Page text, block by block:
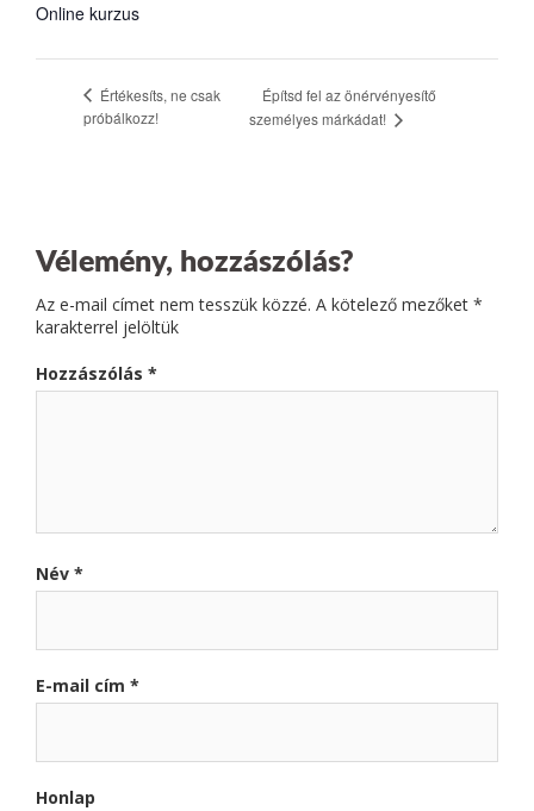
Online kurzus
Értékesíts, ne csak
próbálkozz!
Építsd fel az önérvényesítő
személyes márkádat!
Vélemény, hozzászólás?
Az e-mail címet nem tesszük közzé. A kötelező mezőket *
karakterrel jelöltük
Hozzászólás *
Név *
E-mail cím *
Honlap